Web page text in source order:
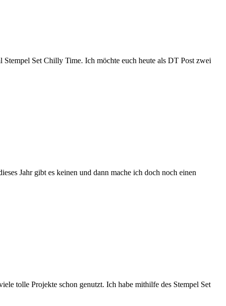
Set Chilly Time. Ich möchte euch heute als DT Post zwei
Jahr gibt es keinen und dann mache ich doch noch einen
tolle Projekte schon genutzt. Ich habe mithilfe des Stempel Set